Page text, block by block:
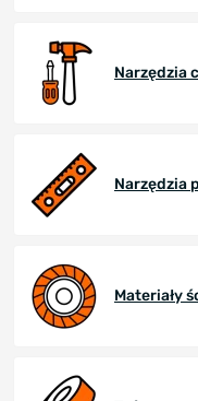
Narzędzia
Narzędzia
Materiały